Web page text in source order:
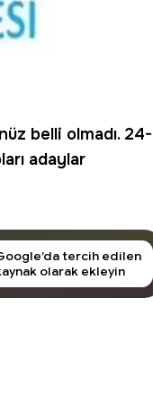
belli olmadı. 24-
adaylar
tercih edilen
olarak ekleyin